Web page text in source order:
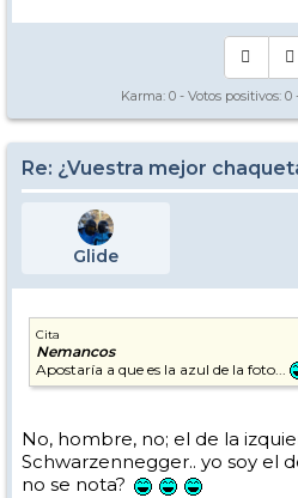
Karma: 0 - Votos positivos: 0
Re: ¿Vuestra mejor
Glide
Cita
Nemancos
Apostaría a que es la azul de la foto...
No, hombre, no; el de la
Schwarzennegger.. yo soy el
no se nota?